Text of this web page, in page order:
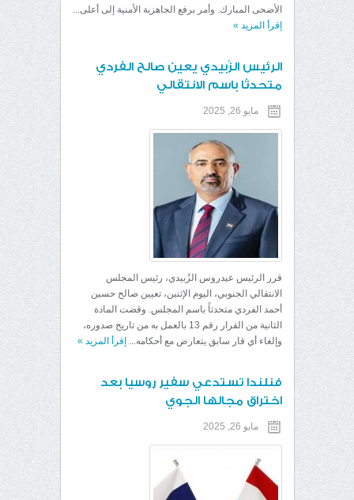
الأضحى المبارك. وأمر برفع الجاهزية الأمنية إلى أعلى...
إقرأ المزيد »
الرئيس الزُبيدي يعين صالح الفردي
متحدثا باسم الانتقالي
مايو 26, 2025
قرر الرئيس عيدروس الزُبيدي، رئيس المجلس
الانتقالي الجنوبي، اليوم الإثنين، تعيين صالح حسين
أحمد الفردي متحدثاً باسم المجلس. وقضت المادة
الثانية من القرار رقم 13 بالعمل به من تاريخ صدوره،
وإلغاء أي قار سابق يتعارض مع أحكامه... إقرأ المزيد »
فنلندا تستدعي سفير روسيا بعد
اختراق مجالها الجوي
مايو 26, 2025